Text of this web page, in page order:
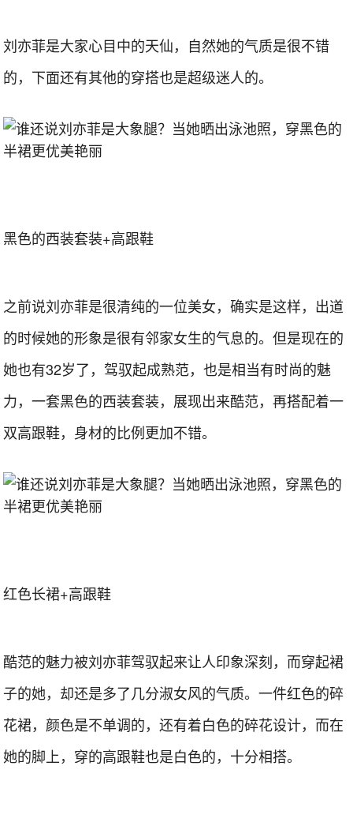
刘亦菲是大家心目中的天仙，自然她的气质是很不错
的，下面还有其他的穿搭也是超级迷人的。
黑色的西装套装+高跟鞋
之前说刘亦菲是很清纯的一位美女，确实是这样，出道
的时候她的形象是很有邻家女生的气息的。但是现在的
她也有32岁了，驾驭起成熟范，也是相当有时尚的魅
力，一套黑色的西装套装，展现出来酷范，再搭配着一
双高跟鞋，身材的比例更加不错。
红色长裙+高跟鞋
酷范的魅力被刘亦菲驾驭起来让人印象深刻，而穿起裙
子的她，却还是多了几分淑女风的气质。一件红色的碎
花裙，颜色是不单调的，还有着白色的碎花设计，而在
她的脚上，穿的高跟鞋也是白色的，十分相搭。